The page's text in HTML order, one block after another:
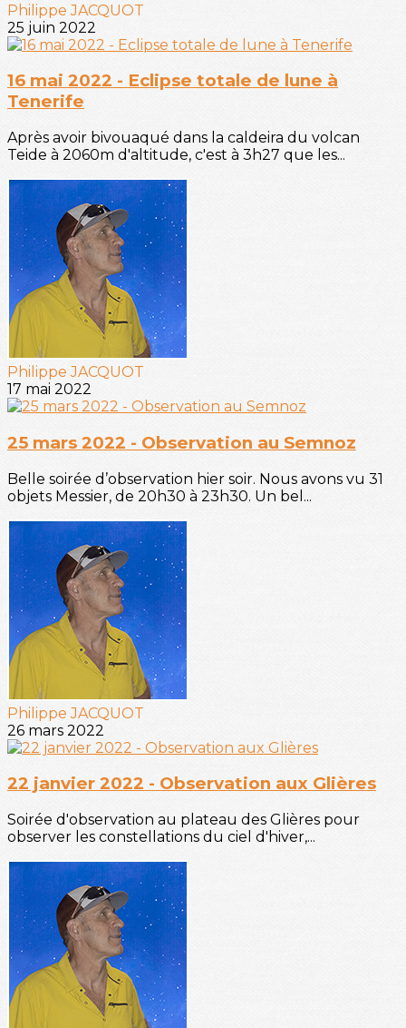
Philippe JACQUOT
25 juin 2022
16 mai 2022 - Eclipse totale de lune à
Tenerife
Après avoir bivouaqué dans la caldeira du volcan
Teide à 2060m d'altitude, c'est à 3h27 que les...
Philippe JACQUOT
17 mai 2022
25 mars 2022 - Observation au Semnoz
Belle soirée d’observation hier soir. Nous avons vu 31
objets Messier, de 20h30 à 23h30. Un bel...
Philippe JACQUOT
26 mars 2022
22 janvier 2022 - Observation aux Glières
Soirée d'observation au plateau des Glières pour
observer les constellations du ciel d'hiver,...